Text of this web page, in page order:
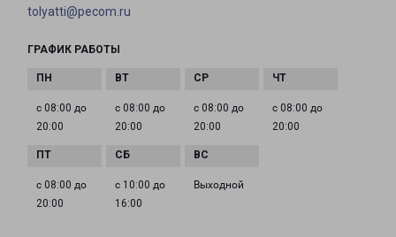
tolyatti@pecom.ru
ГРАФИК РАБОТЫ
с 08:00 до
20:00
с 08:00 до
20:00
с 08:00 до
20:00
с 08:00 до
20:00
с 08:00 до
20:00
с 10:00 до
16:00
Выходной